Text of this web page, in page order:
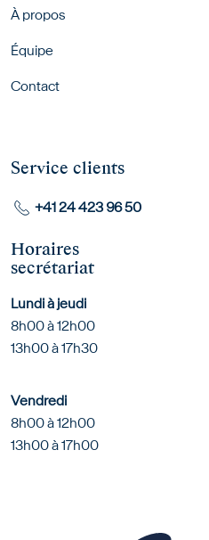
Footer menu
À propos
Équipe
Contact
Service clients
+41 24 423 96 50
Horaires
secrétariat
Lundi à jeudi
8h00 à 12h00
13h00 à 17h30
Vendredi
8h00 à 12h00
13h00 à 17h00